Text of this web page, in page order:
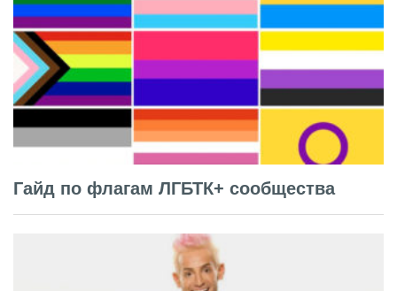
Гайд по флагам ЛГБТК+ сообщества